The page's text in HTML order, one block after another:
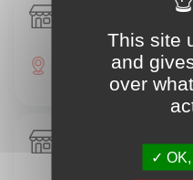
Michelin
26 BOULEVARD
Michelin Motrio
This site
and
over
OK,